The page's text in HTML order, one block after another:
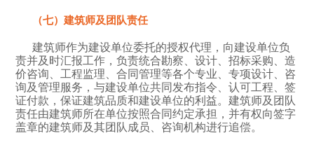
（七）建筑师及团队责任
建筑师作为建设单位委托的授权代理，向建设单位负
责并及时汇报工作，负责统合勘察、设计、招标采购、造
价咨询、工程监理、合同管理等各个专业、专项设计、咨
询及管理服务，与建设单位共同发布指令、认可工程、签
证付款，保证建筑品质和建设单位的利益。建筑师及团队
责任由建筑师所在单位按照合同约定承担，并有权向签字
盖章的建筑师及其团队成员、咨询机构进行追偿。